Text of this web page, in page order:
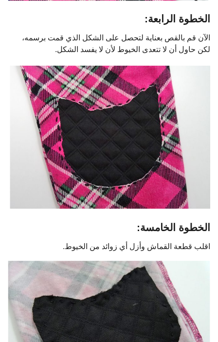
الخطوة الرابعة:
الآن قم بالقص بعناية لتحصل على الشكل الذي قمت برسمه،
لكن حاول أن لا تتعدى الخيوط لأن لا يفسد الشكل.
الخطوة الخامسة:
اقلب قطعة القماش وأزل أي زوائد من الخيوط.